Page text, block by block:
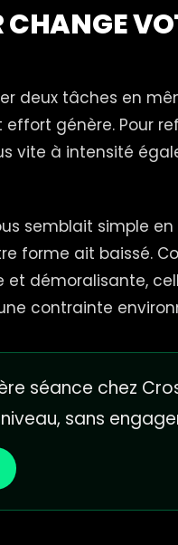
deux tâches en
génère. Pour
vite à intensité
semblait simple
forme ait baissé.
démoralisante,
contrainte
séance chez
sans